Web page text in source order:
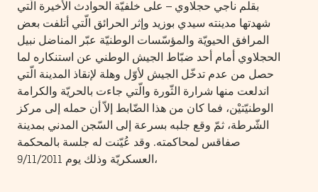
بقلم ناجي حجلاوي – على خلفيّة الحوادث الأخيرة الّتي
شهدتها مدينته سيدي بوزيد وإثر الحرائق الّتي أتلفت بعض
المرافق الحيويّة والمؤسّسات الوطنيّة عبّر المناضل نبيل
الحجلاوي أمام أحد ضبّاط الجيش الوطني عن استنكاره لما
حصل من عدم تدخّل الجيش لأوّل وهلة لإنقاذ المدينة الّتي
اندلعت منها شرارة الثّورة والّتي جاءت بالحريّة والكرامة
الوطنيّتيْن، فما كان من هذا الضّابط إلاّ أن حمله إلى مركز
الشّرطة، ثمّ وقع جلبه بسرعة إلى السّجن المدني بمدينة
صفاقس لمحاكمته. وقد عُيّنت له جلسة بالمحكمة
العسكريّة وذلك يوم 9/11/2011،